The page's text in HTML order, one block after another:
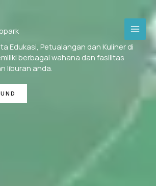
Edukasi, Petualangan dan Kuliner di
berbagai wahana dan fasilitas
liburan anda.